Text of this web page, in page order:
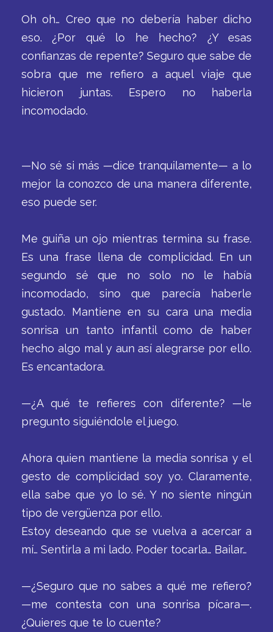
Oh oh… Creo que no debería haber dicho
eso. ¿Por qué lo he hecho? ¿Y esas
confianzas de repente? Seguro que sabe de
sobra que me refiero a aquel viaje que
hicieron juntas. Espero no haberla
incomodado.
—No sé si más —dice tranquilamente— a lo
mejor la conozco de una manera diferente,
eso puede ser.
Me guiña un ojo mientras termina su frase.
Es una frase llena de complicidad. En un
segundo sé que no solo no le había
incomodado, sino que parecía haberle
gustado. Mantiene en su cara una media
sonrisa un tanto infantil como de haber
hecho algo mal y aun así alegrarse por ello.
Es encantadora.
—¿A qué te refieres con diferente? —le
pregunto siguiéndole el juego.
Ahora quien mantiene la media sonrisa y el
gesto de complicidad soy yo. Claramente,
ella sabe que yo lo sé. Y no siente ningún
tipo de vergüenza por ello.
Estoy deseando que se vuelva a acercar a
mí… Sentirla a mi lado. Poder tocarla… Bailar…
—¿Seguro que no sabes a qué me refiero?
—me contesta con una sonrisa pícara—.
¿Quieres que te lo cuente?